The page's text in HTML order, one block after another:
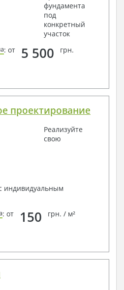
фундамента
под
конкретный
участок
: от 5 500 грн.
проектирование
Реализуйте
свою
индивидуальным
: от 150 грн. / м²